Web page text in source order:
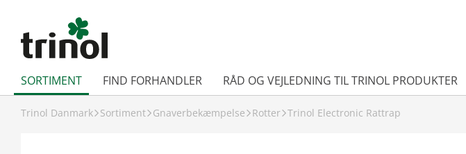
SORTIMENT FIND FORHANDLER RÅD OG VEJLEDNING TIL TRINOL PRODUKTER
Trinol Danmark Sortiment Gnaverbekæmpelse Rotter Trinol Electronic Rattrap